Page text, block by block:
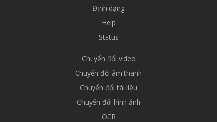
Định dạng
Help
Status
Chuyển đổi video
Chuyển đổi âm thanh
Chuyển đổi tài liệu
Chuyển đổi hình ảnh
OCR